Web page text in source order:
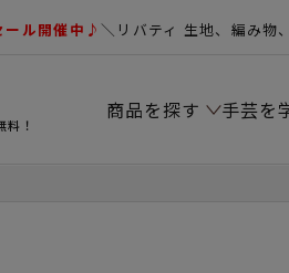
ール開催中♪＼リバティ 生地、編み物
！
商品を探す 手芸を